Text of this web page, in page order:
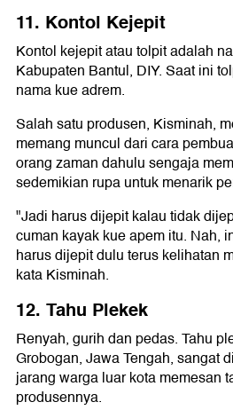
11. Kontol Kejepit
Kontol kejepit atau tolpit adalah
Kabupaten Bantul, DIY. Saat ini
nama kue adrem.
Salah satu produsen, Kisminah,
memang muncul dari cara
orang zaman dahulu sengaja
sedemikian rupa untuk menarik
"Jadi harus dijepit kalau tidak
cuman kayak kue apem itu. Nah,
harus dijepit dulu terus kelihatan
kata Kisminah.
12. Tahu Plekek
Renyah, gurih dan pedas. Tahu
Grobogan, Jawa Tengah, sangat
jarang warga luar kota memesan
produsennya.